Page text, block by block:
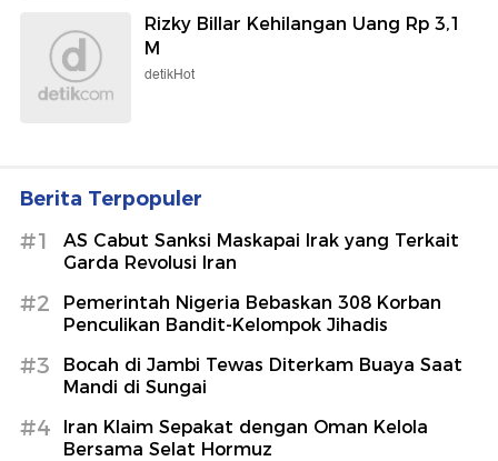
Rizky Billar Kehilangan Uang Rp 3,1
M
detikHot
Berita Terpopuler
#1
AS Cabut Sanksi Maskapai Irak yang Terkait
Garda Revolusi Iran
#2
Pemerintah Nigeria Bebaskan 308 Korban
Penculikan Bandit-Kelompok Jihadis
#3
Bocah di Jambi Tewas Diterkam Buaya Saat
Mandi di Sungai
#4
Iran Klaim Sepakat dengan Oman Kelola
Bersama Selat Hormuz